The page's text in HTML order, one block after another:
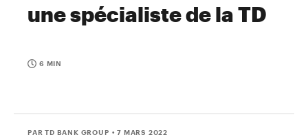
une spécialiste de la TD
6 MIN
PAR TD BANK GROUP • 7 MARS 2022